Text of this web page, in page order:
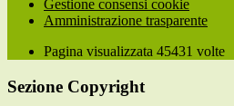
Gestione consensi cookie
Amministrazione trasparente
Pagina visualizzata 45431 volte
Sezione Copyright